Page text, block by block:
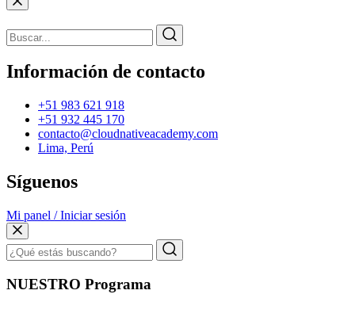
Información de contacto
+51 983 621 918
+51 932 445 170
contacto@cloudnativeacademy.com
Lima, Perú
Síguenos
Mi panel / Iniciar sesión
NUESTRO Programa